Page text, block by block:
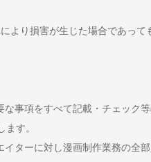
より損害が生じた場合であって
事項をすべて記載・チェック
す。
ターに対し漫画制作業務の全